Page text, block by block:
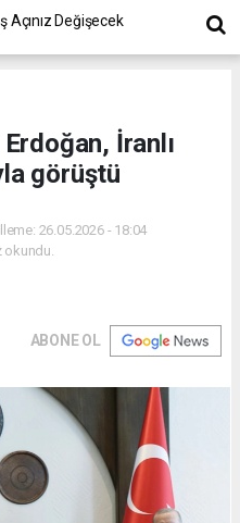
İranlı
görüştü
26.05.2026 - 18:04
okundu.
ABONE OL